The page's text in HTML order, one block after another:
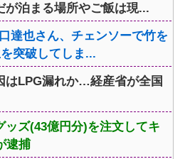
が泊まる場所やご飯は現...
達也さん、チェンソーで竹を
突破してしま...
はLPG漏れか…経産省が全国
ッズ(43億円分)を注文してキ
逮捕